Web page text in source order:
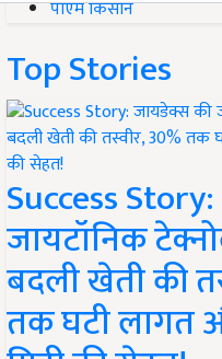
पीएम किसान
Top Stories
Success
जायटॉनिक
बदली खेती की
तक घटी लागत